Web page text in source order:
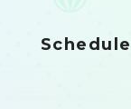
Schedule